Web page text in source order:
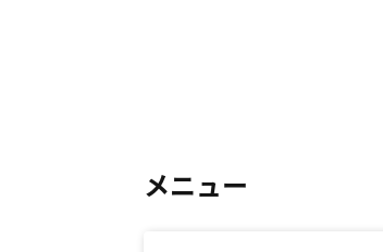
メニュー